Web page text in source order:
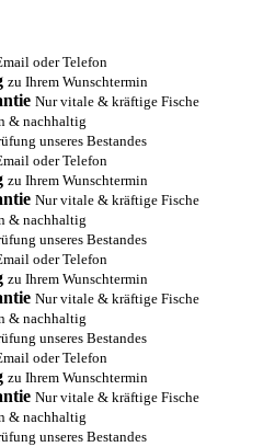
oder Telefon
zu Ihrem Wunschtermin
Nur vitale & kräftige Fische
& nachhaltig
unseres Bestandes
oder Telefon
zu Ihrem Wunschtermin
Nur vitale & kräftige Fische
& nachhaltig
unseres Bestandes
oder Telefon
zu Ihrem Wunschtermin
Nur vitale & kräftige Fische
& nachhaltig
unseres Bestandes
oder Telefon
zu Ihrem Wunschtermin
Nur vitale & kräftige Fische
& nachhaltig
unseres Bestandes